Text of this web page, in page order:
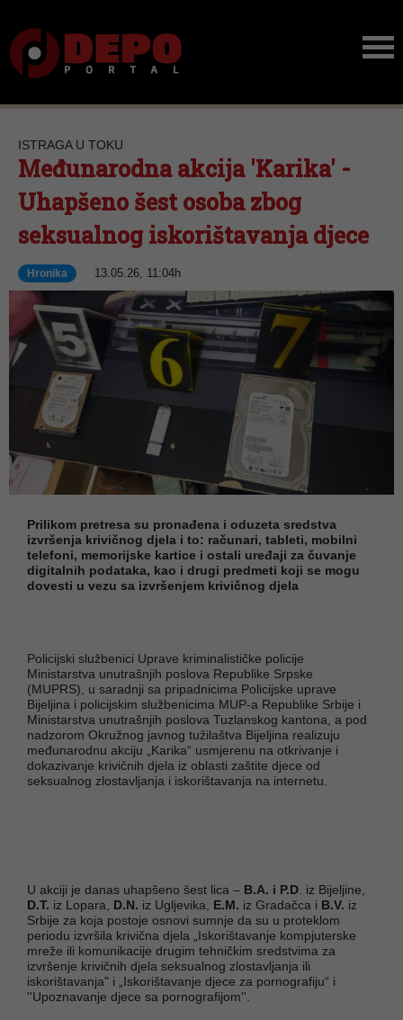
ISTRAGA U TOKU
Međunarodna akcija 'Karika' -
Uhapšeno šest osoba zbog
seksualnog iskorištavanja djece
Hronika 13.05.26, 11:04h
Prilikom pretresa su pronađena i oduzeta sredstva
izvršenja krivičnog djela i to: računari, tableti, mobilni
telefoni, memorijske kartice i ostali uređaji za čuvanje
digitalnih podataka, kao i drugi predmeti koji se mogu
dovesti u vezu sa izvršenjem krivičnog djela
Policijski službenici Uprave kriminalističke policije
Ministarstva unutrašnjih poslova Republike Srpske
(MUPRS), u saradnji sa pripadnicima Policijske uprave
Bijeljina i policijskim službenicima MUP-a Republike Srbije i
Ministarstva unutrašnjih poslova Tuzlanskog kantona, a pod
nadzorom Okružnog javnog tužilaštva Bijeljina realizuju
međunarodnu akciju „Karika“ usmjerenu na otkrivanje i
dokazivanje krivičnih djela iz oblasti zaštite djece od
seksualnog zlostavljanja i iskorištavanja na internetu.
U akciji je danas uhapšeno šest lica – B.A. i P.D . iz Bijeljine,
D.T. iz Lopara, D.N. iz Ugljevika, E.M. iz Gradačca i B.V. iz
Srbije za koja postoje osnovi sumnje da su u proteklom
periodu izvršila krivična djela „Iskorištavanje kompjuterske
mreže ili komunikacije drugim tehničkim sredstvima za
izvršenje krivičnih djela seksualnog zlostavljanja ili
iskorištavanja" i „Iskorištavanje djece za pornografiju“ i
''Upoznavanje djece sa pornografijom''.